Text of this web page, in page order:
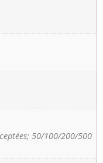
50/100/200/500